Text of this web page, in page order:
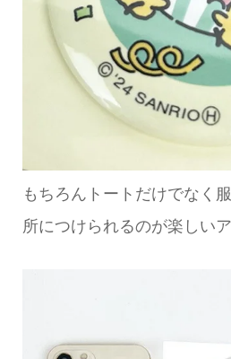
もちろんトートだけでなく
所につけられるのが楽しいア